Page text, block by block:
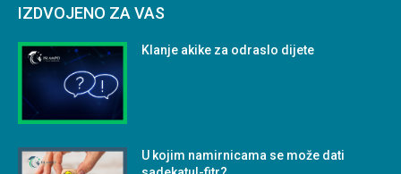
IZDVOJENO ZA VAS
Klanje akike za odraslo dijete
U kojim namirnicama se može dati